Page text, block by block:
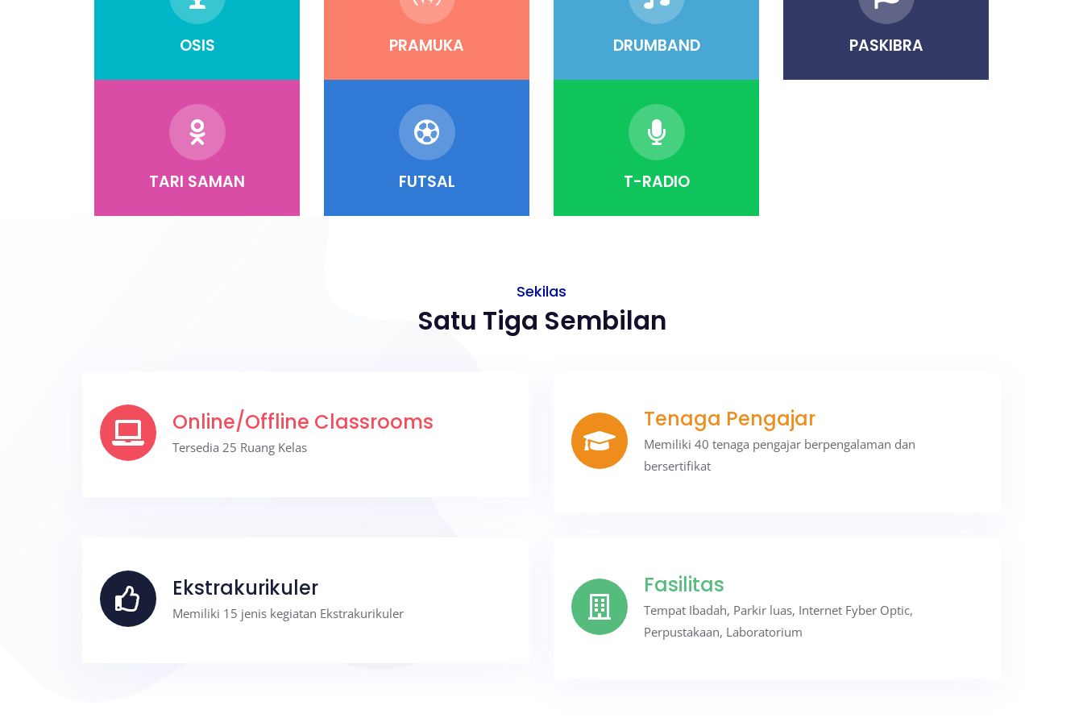
OSIS PRAMUKA DRUMBAND PASKIBRA
TARI SAMAN FUTSAL T-RADIO
Sekilas
Satu Tiga Sembilan
Online/Offline Classrooms
Tersedia 25 Ruang Kelas
Tenaga Pengajar
Memiliki 40 tenaga pengajar berpengalaman dan
bersertifikat
Ekstrakurikuler
Memiliki 15 jenis kegiatan Ekstrakurikuler
Fasilitas
Tempat Ibadah, Parkir luas, Internet Fyber Optic,
Perpustakaan, Laboratorium